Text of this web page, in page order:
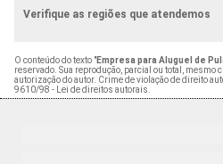
Verifique as regiões que atendemos
O conteúdo do texto "Empresa para Aluguel de
reservado. Sua reprodução, parcial ou total,
autorização do autor. Crime de violação de direito
9610/98 - Lei de direitos autorais